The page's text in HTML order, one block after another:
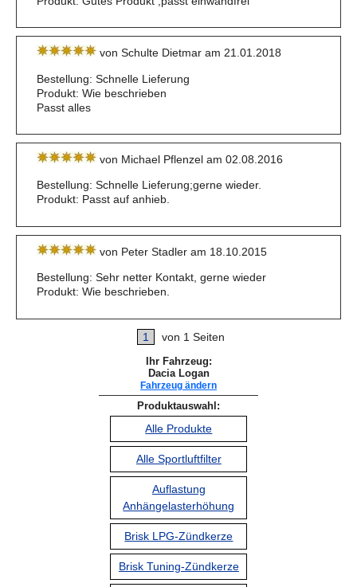
von Schulte Dietmar am 21.01.2018
Bestellung: Schnelle Lieferung
Produkt: Wie beschrieben
Passt alles
von Michael Pflenzel am 02.08.2016
Bestellung: Schnelle Lieferung;gerne wieder.
Produkt: Passt auf anhieb.
von Peter Stadler am 18.10.2015
Bestellung: Sehr netter Kontakt, gerne wieder
Produkt: Wie beschrieben.
1 von 1 Seiten
Ihr Fahrzeug:
Dacia Logan
Fahrzeug ändern
Produktauswahl:
Alle Produkte
Alle Sportluftfilter
Auflastung
Anhängelasterhöhung
Brisk LPG-Zündkerze
Brisk Tuning-Zündkerze